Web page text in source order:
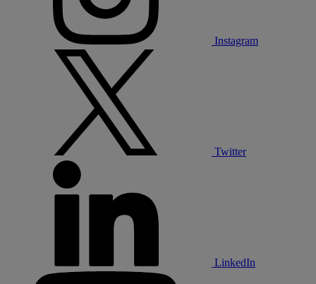
Instagram
Twitter
LinkedIn